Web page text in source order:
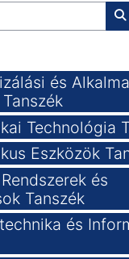
és
Technológia
Eszközök
és
Tanszék
és